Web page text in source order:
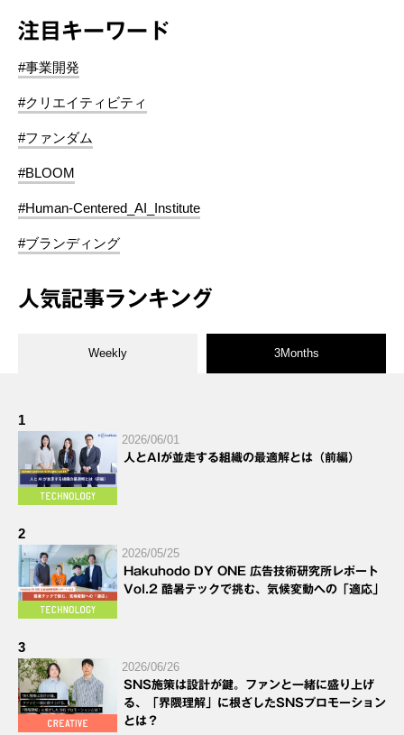
注目キーワード
#事業開発
#クリエイティビティ
#ファンダム
#BLOOM
#Human-Centered_AI_Institute
#ブランディング
人気記事ランキング
Weekly 3Months
1
2026/06/01
人とAIが並走する組織の最適解とは（前編）
2
2026/05/25
Hakuhodo DY ONE 広告技術研究所レポート
Vol.2 酷暑テックで挑む、気候変動への「適応」
3
2026/06/26
SNS施策は設計が鍵。ファンと一緒に盛り上げ
る、「界隈理解」に根ざしたSNSプロモーション
とは？